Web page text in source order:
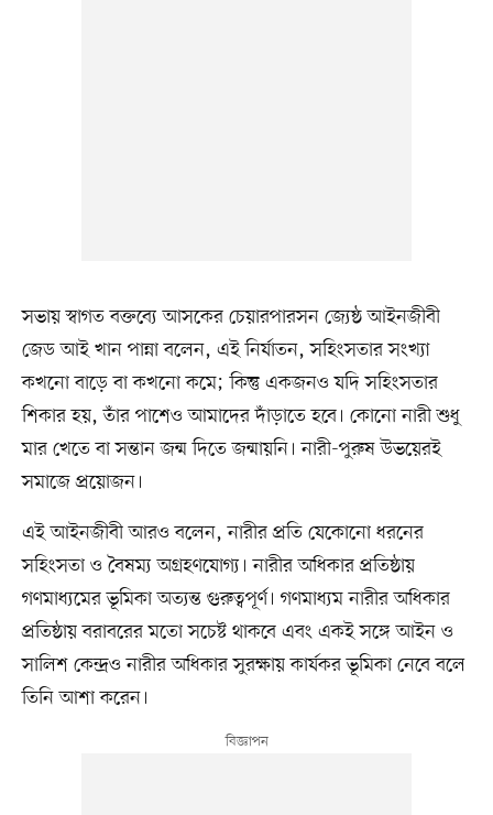
সভায় স্বাগত বক্তব্যে আসকের চেয়ারপারসন জ্যেষ্ঠ আইনজীবী
জেড আই খান পান্না বলেন, এই নির্যাতন, সহিংসতার সংখ্যা
কখনো বাড়ে বা কখনো কমে; কিন্তু একজনও যদি সহিংসতার
শিকার হয়, তাঁর পাশেও আমাদের দাঁড়াতে হবে। কোনো নারী শুধু
মার খেতে বা সন্তান জন্ম দিতে জন্মায়নি। নারী-পুরুষ উভয়েরই
সমাজে প্রয়োজন।
এই আইনজীবী আরও বলেন, নারীর প্রতি যেকোনো ধরনের
সহিংসতা ও বৈষম্য অগ্রহণযোগ্য। নারীর অধিকার প্রতিষ্ঠায়
গণমাধ্যমের ভূমিকা অত্যন্ত গুরুত্বপূর্ণ। গণমাধ্যম নারীর অধিকার
প্রতিষ্ঠায় বরাবরের মতো সচেষ্ট থাকবে এবং একই সঙ্গে আইন ও
সালিশ কেন্দ্রও নারীর অধিকার সুরক্ষায় কার্যকর ভূমিকা নেবে বলে
তিনি আশা করেন।